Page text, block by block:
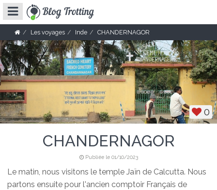
Les voyages Inde CHANDERNAGOR
0
CHANDERNAGOR
Publiée le 01/10/2023
Le matin, nous visitons le temple Jaïn de Calcutta. Nous
partons ensuite pour l'ancien comptoir Français de